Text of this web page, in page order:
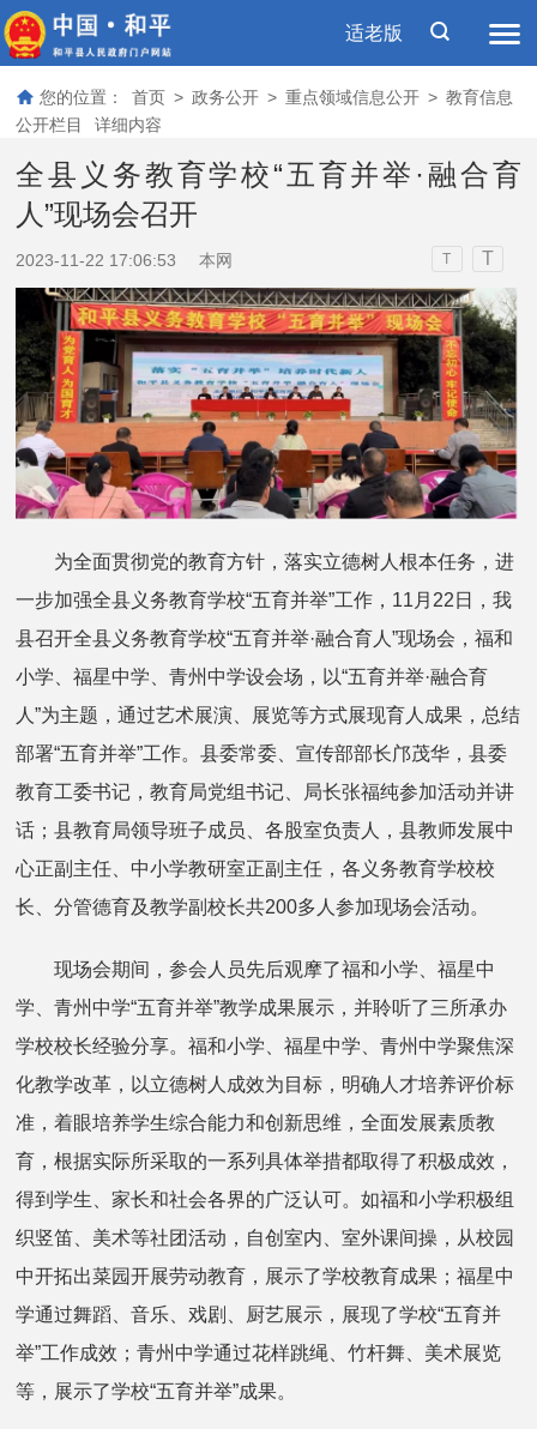
适老版
您的位置： 首页 > 政务公开 > 重点领域信息公开 > 教育信息
公开栏目
详细内容
全县义务教育学校“五育并举·融合育
人”现场会召开
2023-11-22 17:06:53 本网 T T
为全面贯彻党的教育方针，落实立德树人根本任务，进
一步加强全县义务教育学校“五育并举”工作，11月22日，我
县召开全县义务教育学校“五育并举·融合育人”现场会，福和
小学、福星中学、青州中学设会场，以“五育并举·融合育
人”为主题，通过艺术展演、展览等方式展现育人成果，总结
部署“五育并举”工作。县委常委、宣传部部长邝茂华，县委
教育工委书记，教育局党组书记、局长张福纯参加活动并讲
话；县教育局领导班子成员、各股室负责人，县教师发展中
心正副主任、中小学教研室正副主任，各义务教育学校校
长、分管德育及教学副校长共200多人参加现场会活动。
现场会期间，参会人员先后观摩了福和小学、福星中
学、青州中学“五育并举”教学成果展示，并聆听了三所承办
学校校长经验分享。福和小学、福星中学、青州中学聚焦深
化教学改革，以立德树人成效为目标，明确人才培养评价标
准，着眼培养学生综合能力和创新思维，全面发展素质教
育，根据实际所采取的一系列具体举措都取得了积极成效，
得到学生、家长和社会各界的广泛认可。如福和小学积极组
织竖笛、美术等社团活动，自创室内、室外课间操，从校园
中开拓出菜园开展劳动教育，展示了学校教育成果；福星中
学通过舞蹈、音乐、戏剧、厨艺展示，展现了学校“五育并
举”工作成效；青州中学通过花样跳绳、竹杆舞、美术展览
等，展示了学校“五育并举”成果。